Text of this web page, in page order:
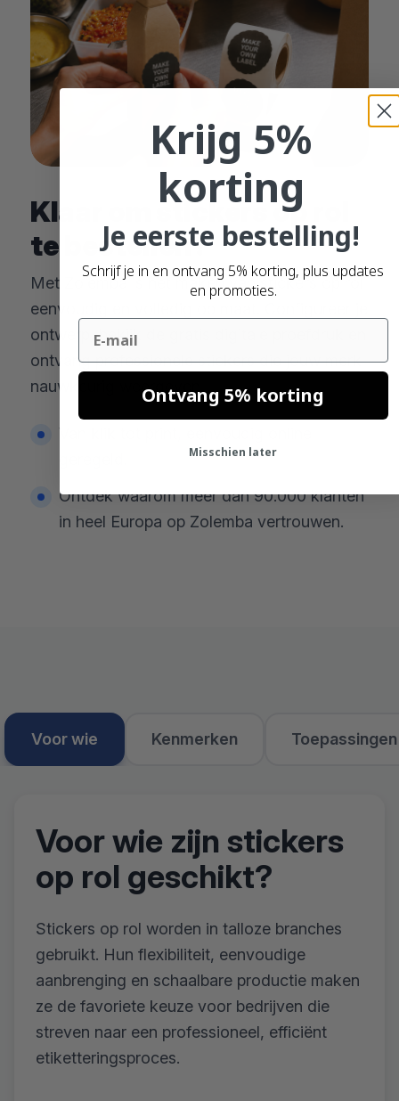
Klaar om stickers op rol
te bestellen?
Met Zolemba is het maken van stickers op rol
eenvoudig en volledig op maat. Configureer je
ontwerp, bekijk de gratis digitale proefdruk en
ontvang professionele stickers die jouw merk
nauwkeurig weergeven.
Van klik tot print, eenvoudig online
Ontdek waarom meer dan 90.000 klanten
in heel Europa op Zolemba vertrouwen.
Voor wie Kenmerken Toepassingen
Voor wie zijn stickers
op rol geschikt?
Stickers op rol worden in talloze branches
gebruikt. Hun flexibiliteit, eenvoudige
aanbrenging en schaalbare productie maken
ze de favoriete keuze voor bedrijven die
streven naar een professioneel, efficiënt
etiketteringsproces.
Krijg 5%
korting
Je eerste bestelling!
Schrijf je in en ontvang 5% korting, plus updates
en promoties.
Email
Ontvang 5% korting
Misschien later